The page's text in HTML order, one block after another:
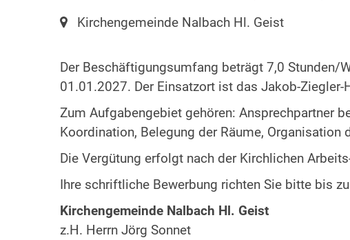
Ort:Kirchengemeinde Nalbach Hl. Geist
Der Beschäftigungsumfang beträgt 7,0
01.01.2027. Der Einsatzort ist das Jakob-
Zum Aufgabengebiet gehören: Ansprechpartner
Koordination, Belegung der Räume,
Die Vergütung erfolgt nach der Kirchlichen
Ihre schriftliche Bewerbung richten Sie bitte bis
Kirchengemeinde Nalbach Hl. Geist
z.H. Herrn Jörg Sonnet